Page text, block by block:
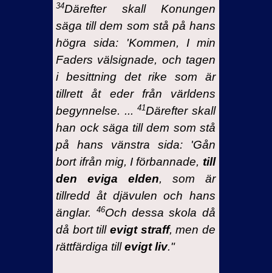
34Därefter skall Konungen
säga till dem som stå på hans
högra sida: 'Kommen, I min
Faders välsignade, och tagen
i besittning det rike som är
tillrett åt eder från världens
begynnelse. ...41Därefter skall
han ock säga till dem som stå
på hans vänstra sida: 'Gån
bort ifrån mig, I förbannade, till
den eviga elden, som är
tillredd åt djävulen och hans
änglar.
46Och dessa skola då
då bort tillevigt straff, men de
rättfärdiga tillevigt liv."